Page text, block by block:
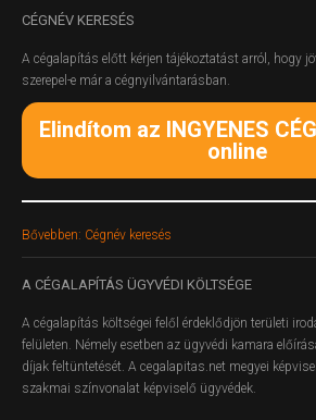
CÉGNÉV KERESÉS
A cégalapítás előtt kérjen tájékoztatást arról, hogy
szerepel-e már a cégnyilvántarásban.
Elindítom az INGYENES
online
Bővebben: Cégnév keresés
A CÉGALAPÍTÁS ÜGYVÉDI KÖLTSÉGE
A cégalapítás költségei felől érdeklődjön területi
felületen. Némely esetben az ügyvédi kamara
díjak feltüntetését. A cegalapitas.net megyei
szakmai színvonalat képviselő ügyvédek.